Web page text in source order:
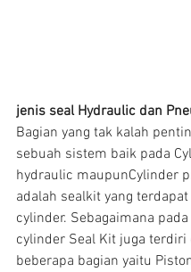
jenis seal Hydraulic dan
Bagian yang tak kalah
sebuah sistem baik pada
hydraulic maupunCylinder
adalah sealkit yang
cylinder. Sebagaimana
cylinder Seal Kit juga terdiri
beberapa bagian yaitu